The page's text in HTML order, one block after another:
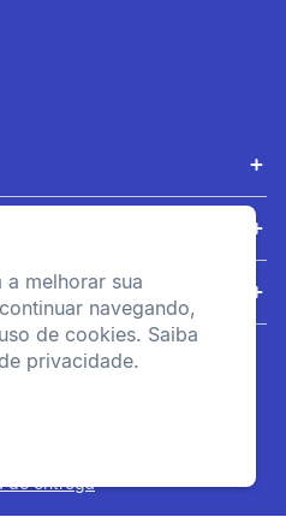
a melhorar sua
navegando,
de cookies. Saiba
privacidade.
Conta com uma aba no
calcanhar que facilita o
calçar de forma rápida e
prática.
de entrega